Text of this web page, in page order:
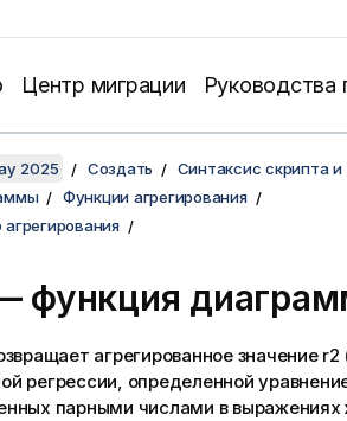
Центр миграции Руководства
2025 Создать
Синтаксис скрипта
Функции агрегирования
функция
агрегированное значение r2
регрессии, определенной
парными числами в выражениях